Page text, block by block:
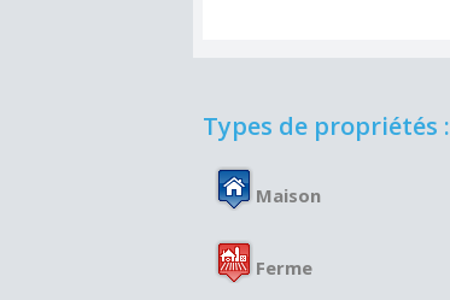
Types de propriétés :
Maison
Ferme